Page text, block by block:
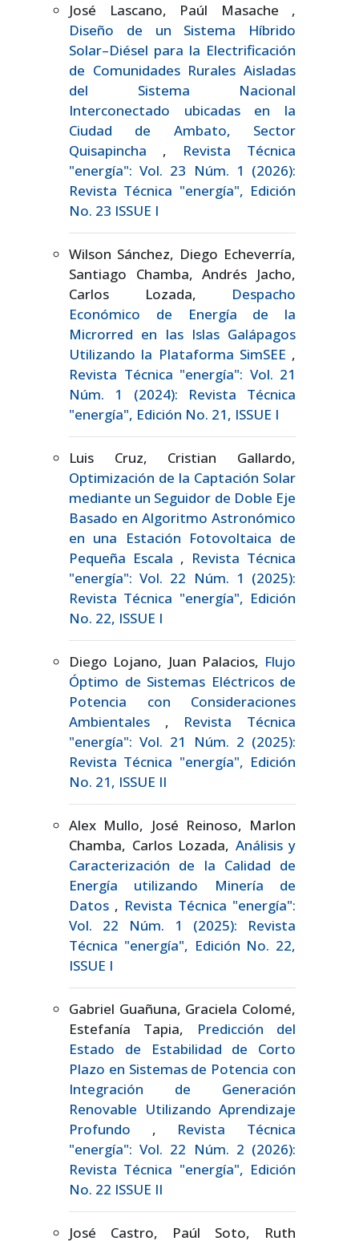
José Lascano, Paúl Masache ,
Diseño de un Sistema Híbrido
Solar–Diésel para la Electrificación
de Comunidades Rurales Aisladas
del Sistema Nacional
Interconectado ubicadas en la
Ciudad de Ambato, Sector
Quisapincha , Revista Técnica
"energía": Vol. 23 Núm. 1 (2026):
Revista Técnica "energía", Edición
No. 23 ISSUE I
Wilson Sánchez, Diego Echeverría,
Santiago Chamba, Andrés Jacho,
Carlos Lozada, Despacho
Económico de Energía de la
Microrred en las Islas Galápagos
Utilizando la Plataforma SimSEE ,
Revista Técnica "energía": Vol. 21
Núm. 1 (2024): Revista Técnica
"energía", Edición No. 21, ISSUE I
Luis Cruz, Cristian Gallardo,
Optimización de la Captación Solar
mediante un Seguidor de Doble Eje
Basado en Algoritmo Astronómico
en una Estación Fotovoltaica de
Pequeña Escala , Revista Técnica
"energía": Vol. 22 Núm. 1 (2025):
Revista Técnica "energía", Edición
No. 22, ISSUE I
Diego Lojano, Juan Palacios, Flujo
Óptimo de Sistemas Eléctricos de
Potencia con Consideraciones
Ambientales , Revista Técnica
"energía": Vol. 21 Núm. 2 (2025):
Revista Técnica "energía", Edición
No. 21, ISSUE II
Alex Mullo, José Reinoso, Marlon
Chamba, Carlos Lozada, Análisis y
Caracterización de la Calidad de
Energía utilizando Minería de
Datos , Revista Técnica "energía":
Vol. 22 Núm. 1 (2025): Revista
Técnica "energía", Edición No. 22,
ISSUE I
Gabriel Guañuna, Graciela Colomé,
Estefanía Tapia,
Predicción del
Estado de Estabilidad de Corto
Plazo en Sistemas de Potencia con
Integración de Generación
Renovable Utilizando Aprendizaje
Profundo , Revista Técnica
"energía": Vol. 22 Núm. 2 (2026):
Revista Técnica "energía", Edición
No. 22 ISSUE II
José Castro, Paúl Soto, Ruth